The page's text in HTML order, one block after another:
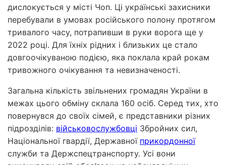
дислокується у місті Чоп. Ці українські захисники
перебували в умовах російського полону протягом
тривалого часу, потрапивши в руки ворога ще у
2022 році. Для їхніх рідних і близьких це стало
довгоочікуваною подією, яка поклала край рокам
тривожного очікування та невизначеності.
Загальна кількість звільнених громадян України в
межах цього обміну склала 160 осіб. Серед тих, хто
повернувся до своїх сімей, є представники різних
підрозділів: військовослужбовці Збройних сил,
Національної гвардії, Державної прикордонної
служби та Держспецтранспорту. Усі вони